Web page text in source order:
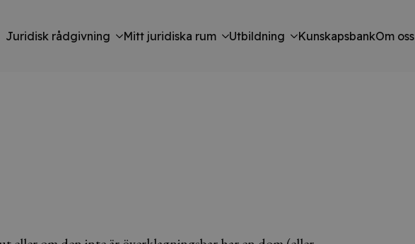
Juridisk rådgivning Mitt juridiska rum Utbildning KunskapsbankOm oss